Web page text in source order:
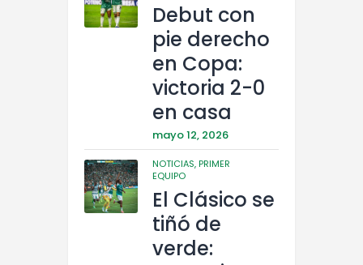
Debut con
pie derecho
en Copa:
victoria 2-0
en casa
mayo 12, 2026
NOTICIAS,PRIMER
EQUIPO
El Clásico se
tiñó de
verde: